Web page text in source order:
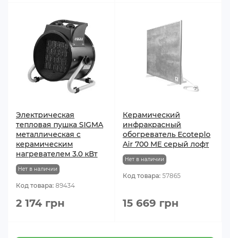
Электрическая
тепловая пушка SIGMA
металлическая с
керамическим
нагревателем 3.0 кВт
Нет в наличии
Код товара: 89434
2 174 грн
Керамический
инфракрасный
обогреватель Ecoteplo
Air 700 ME серый лофт
Нет в наличии
Код товара: 57865
15 669 грн